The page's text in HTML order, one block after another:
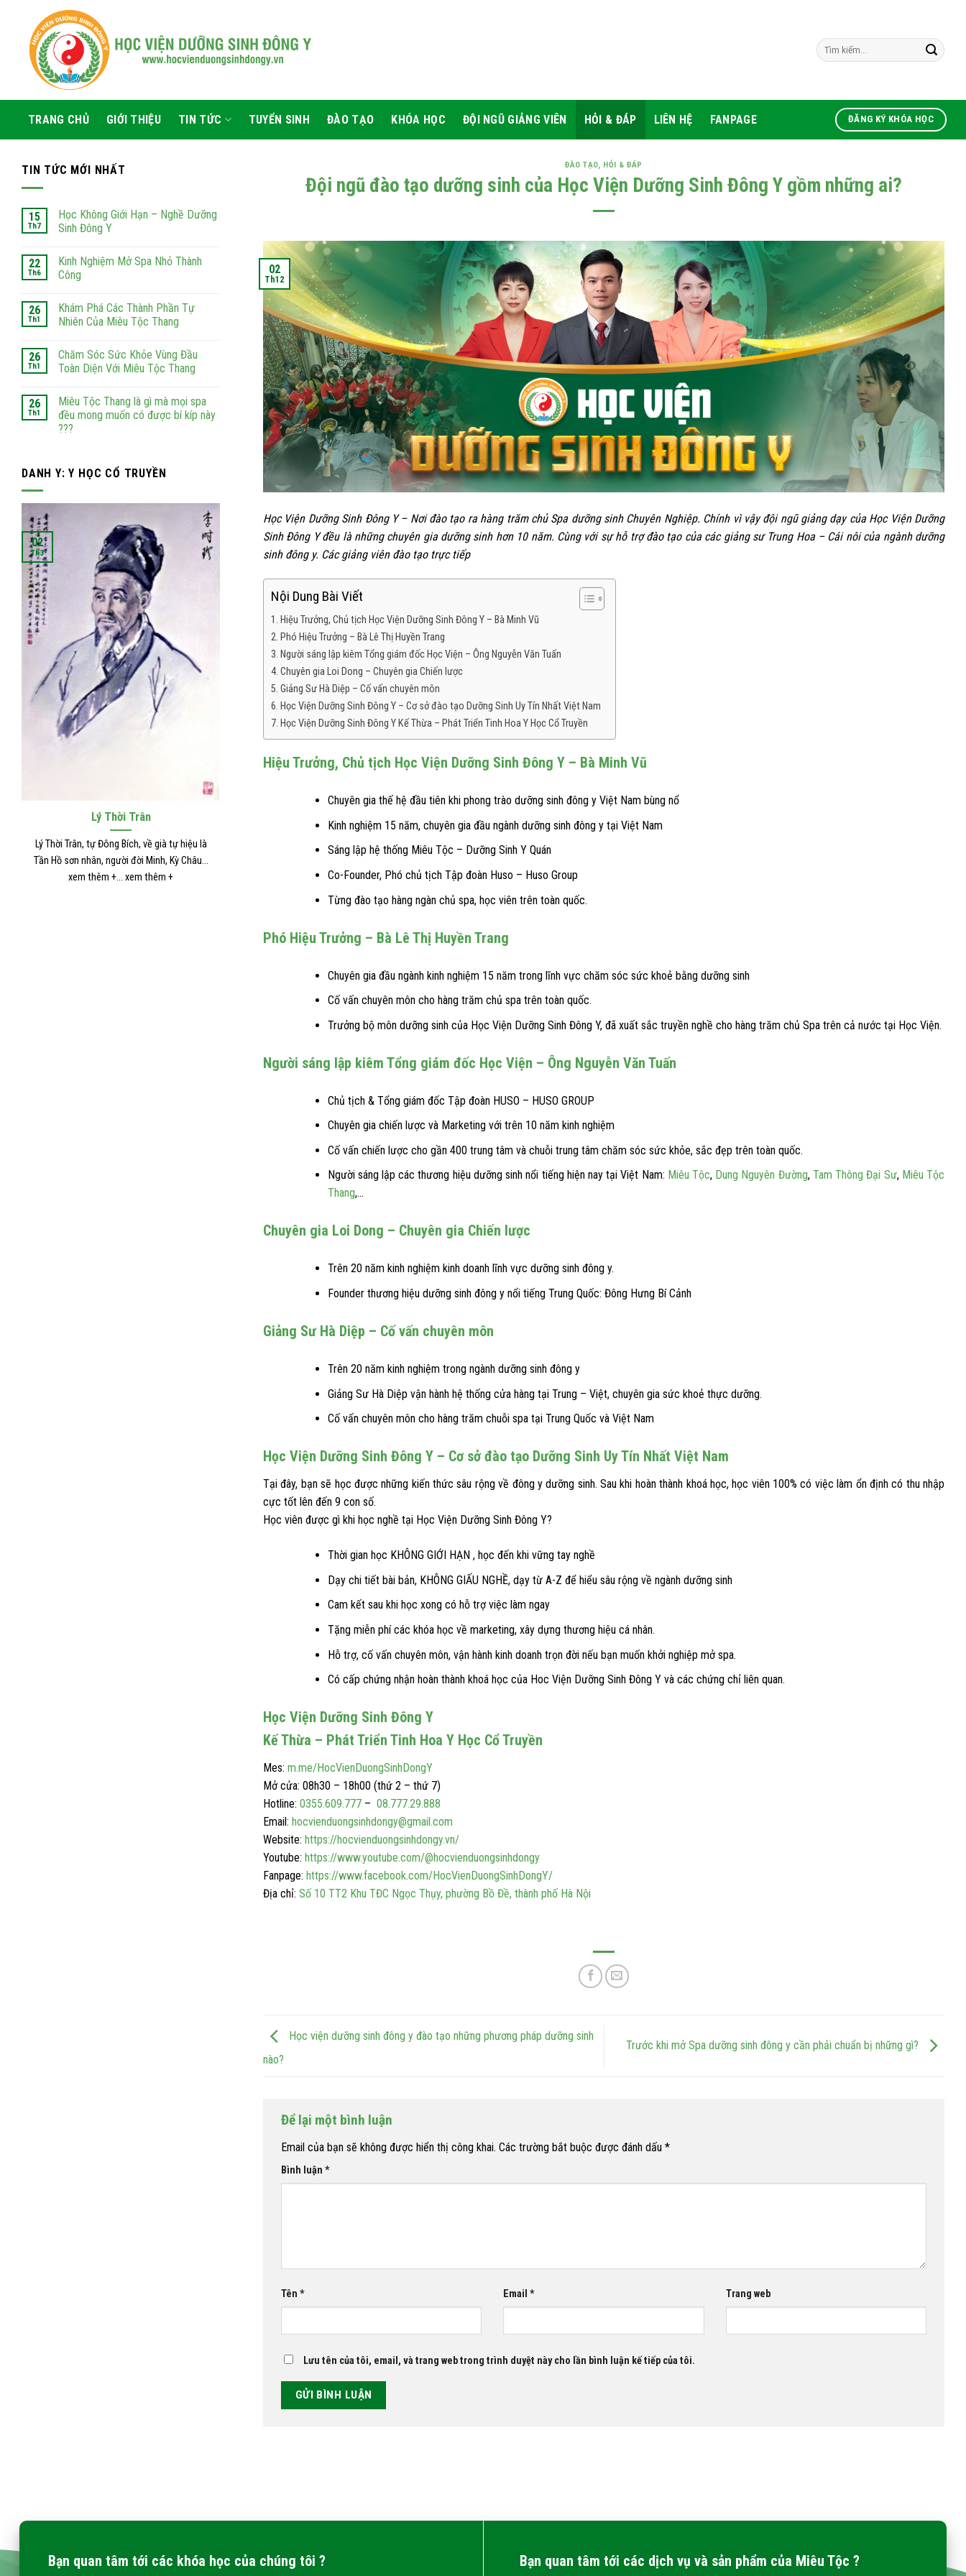
content
TRANG CHỦ GIỚI THIỆU TIN TỨC TUYỂN SINH ĐÀO TẠO KHÓA HỌC ĐỘI NGŨ GIẢNG VIÊN HỎI & ĐÁP LIÊN HỆ FANPAGE ĐĂNG KÝ KHÓA HỌC
TIN TỨC MỚI NHẤT
15
Th7
Học Không Giới Hạn – Nghề Dưỡng
Sinh Đông Y
22
Th6
Kinh Nghiệm Mở Spa Nhỏ Thành
Công
26
Th1
Khám Phá Các Thành Phần Tự
Nhiên Của Miêu Tộc Thang
26
Th1
Chăm Sóc Sức Khỏe Vùng Đầu
Toàn Diện Với Miêu Tộc Thang
26
Th1
Miêu Tộc Thang là gì mà mọi spa
đều mong muốn có được bí kíp này
???
DANH Y: Y HỌC CỔ TRUYỀN
Trương Trọng Cảnh
Tên là Cơ, người đời Đông Hán, quận Nam
Dương (nay là Hà Nam, Nam Dương). Ông là
tác giả... xem thêm +... xem thêm +
02
Th3
Hải Thượng Lãn Ông tên húy là Lê Hữu Trác
xem thêm +... xem thêm +
Tên thật là Nguyễn Bá Tĩnh, hiệu Huệ Tĩnh,
xem thêm +... xem thêm +
02 02
ĐÀO TẠO, HỎI & ĐÁP
Đội ngũ đào tạo dưỡng sinh của Học Viện Dưỡng Sinh Đông Y gồm những ai?
02
Th12
Học Viện Dưỡng Sinh Đông Y – Nơi đào tạo ra hàng trăm chủ Spa dưỡng sinh Chuyên Nghiệp. Chính vì vậy đội ngũ giảng dạy của Học Viện Dưỡng
Sinh Đông Y đều là những chuyên gia dưỡng sinh hơn 10 năm. Cùng với sự hỗ trợ đào tạo của các giảng sư Trung Hoa – Cái nôi của ngành dưỡng
sinh đông y. Các giảng viên đào tạo trực tiếp
Nội Dung Bài Viết
Hiệu Trưởng, Chủ tịch Học Viện Dưỡng Sinh Đông Y – Bà Minh Vũ
Phó Hiệu Trưởng – Bà Lê Thị Huyền Trang
Người sáng lập kiêm Tổng giám đốc Học Viện – Ông Nguyễn Văn Tuấn
Chuyên gia Loi Dong – Chuyên gia Chiến lược
Giảng Sư Hà Diệp – Cố vấn chuyên môn
Học Viện Dưỡng Sinh Đông Y – Cơ sở đào tạo Dưỡng Sinh Uy Tín Nhất Việt Nam
Học Viện Dưỡng Sinh Đông Y Kế Thừa – Phát Triển Tinh Hoa Y Học Cổ Truyền
Hiệu Trưởng, Chủ tịch Học Viện Dưỡng Sinh Đông Y – Bà Minh Vũ
Chuyên gia thế hệ đầu tiên khi phong trào dưỡng sinh đông y Việt Nam bùng nổ
Kinh nghiệm 15 năm, chuyên gia đầu ngành dưỡng sinh đông y tại Việt Nam
Sáng lập hệ thống Miêu Tộc – Dưỡng Sinh Y Quán
Co-Founder, Phó chủ tịch Tập đoàn Huso – Huso Group
Từng đào tạo hàng ngàn chủ spa, học viên trên toàn quốc.
Phó Hiệu Trưởng – Bà Lê Thị Huyền Trang
Chuyên gia đầu ngành kinh nghiệm 15 năm trong lĩnh vực chăm sóc sức khoẻ bằng dưỡng sinh
Cố vấn chuyên môn cho hàng trăm chủ spa trên toàn quốc.
Trưởng bộ môn dưỡng sinh của Học Viện Dưỡng Sinh Đông Y, đã xuất sắc truyền nghề cho hàng trăm chủ Spa trên cả nước tại Học Viện.
Người sáng lập kiêm Tổng giám đốc Học Viện – Ông Nguyễn Văn Tuấn
Chủ tịch & Tổng giám đốc Tập đoàn HUSO – HUSO GROUP
Chuyên gia chiến lược và Marketing với trên 10 năm kinh nghiệm
Cố vấn chiến lược cho gần 400 trung tâm và chuỗi trung tâm chăm sóc sức khỏe, sắc đẹp trên toàn quốc.
Người sáng lập các thương hiệu dưỡng sinh nổi tiếng hiện nay tại Việt Nam: Miêu Tộc, Dung Nguyên Đường, Tam Thông Đại Sư, Miêu Tộc
Thang,…
Chuyên gia Loi Dong – Chuyên gia Chiến lược
Trên 20 năm kinh nghiệm kinh doanh lĩnh vực dưỡng sinh đông y.
Founder thương hiệu dưỡng sinh đông y nổi tiếng Trung Quốc: Đông Hưng Bí Cảnh
Giảng Sư Hà Diệp – Cố vấn chuyên môn
Trên 20 năm kinh nghiệm trong ngành dưỡng sinh đông y
Giảng Sư Hà Diệp vận hành hệ thống cửa hàng tại Trung – Việt, chuyên gia sức khoẻ thực dưỡng.
Cố vấn chuyên môn cho hàng trăm chuỗi spa tại Trung Quốc và Việt Nam
Học Viện Dưỡng Sinh Đông Y – Cơ sở đào tạo Dưỡng Sinh Uy Tín Nhất Việt Nam
Tại đây, bạn sẽ học được những kiến thức sâu rộng về đông y dưỡng sinh. Sau khi hoàn thành khoá học, học viên 100% có việc làm ổn định có thu nhập
cực tốt lên đến 9 con số.
Học viên được gì khi học nghề tại Học Viện Dưỡng Sinh Đông Y?
Thời gian học KHÔNG GIỚI HẠN , học đến khi vững tay nghề
Dạy chi tiết bài bản, KHÔNG GIẤU NGHỀ, dạy từ A-Z để hiểu sâu rộng về ngành dưỡng sinh
Cam kết sau khi học xong có hỗ trợ việc làm ngay
Tặng miễn phí các khóa học về marketing, xây dựng thương hiệu cá nhân.
Hỗ trợ, cố vấn chuyên môn, vận hành kinh doanh trọn đời nếu bạn muốn khởi nghiệp mở spa.
Có cấp chứng nhận hoàn thành khoá học của Hoc Viện Dưỡng Sinh Đông Y và các chứng chỉ liên quan.
Học Viện Dưỡng Sinh Đông Y
Kế Thừa – Phát Triển Tinh Hoa Y Học Cổ Truyền
Mes: m.me/HocVienDuongSinhDongY
Mở cửa: 08h30 – 18h00 (thứ 2 – thứ 7)
Hotline: 0355.609.777 – 08.777.29.888
Email: hocvienduongsinhdongy@gmail.com
Website: https://hocvienduongsinhdongy.vn/
Youtube: https://www.youtube.com/@hocvienduongsinhdongy
Fanpage: https://www.facebook.com/HocVienDuongSinhDongY/
Địa chỉ: Số 10 TT2 Khu TĐC Ngọc Thụy, phường Bồ Đề, thành phố Hà Nội
Học viện dưỡng sinh đông y đào tạo những phương pháp dưỡng sinh
nào?
Trước khi mở Spa dưỡng sinh đông y cần phải chuẩn bị những gì?
Để lại một bình luận
Email của bạn sẽ không được hiển thị công khai. Các trường bắt buộc được đánh dấu *
Bình luận *
Tên * Email* Trang web
Lưu tên của tôi, email, và trang web trong trình duyệt này cho lần bình luận kế tiếp của tôi.
Bạn quan tâm tới các khóa học của chúng tôi ? Bạn quan tâm tới các dịch vụ và sản phẩm của Miêu Tộc ?